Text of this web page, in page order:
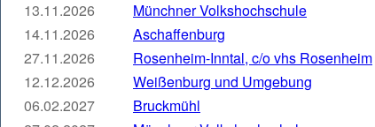
13.11.2026
Münchner Volkshochschule
14.11.2026
Aschaffenburg
27.11.2026
Rosenheim-Inntal, c/o vhs Rosenheim
12.12.2026
Weißenburg und Umgebung
06.02.2027
Bruckmühl